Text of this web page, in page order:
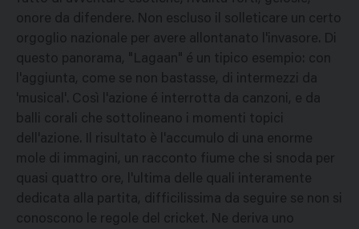
onore da difendere. Non escluso il solleticare un certo
orgoglio nazionale per avere allontanato l'invasore. Di
questo panorama, "Lagaan" é un tipico esempio: con
l'aggiunta, come se non bastasse, di intermezzi da
'musical'. Così l'azione é interrotta da canzoni, e da
balli corali che sottolineano i momenti topici
dell'azione. Il risultato è l'accumulo di una enorme
mole di immagini, un racconto fiume che si snoda per
quasi quattro ore, l'ultima delle quali interamente
dedicata alla partita, difficilissima da seguire se non si
conoscono le regole del cricket. Ne deriva uno